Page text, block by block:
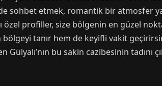
sohbet etmek, romantik bir atmosfer
özel profiller, size bölgenin en güzel
tanır hem de keyifli vakit
bu sakin cazibesinin tadını